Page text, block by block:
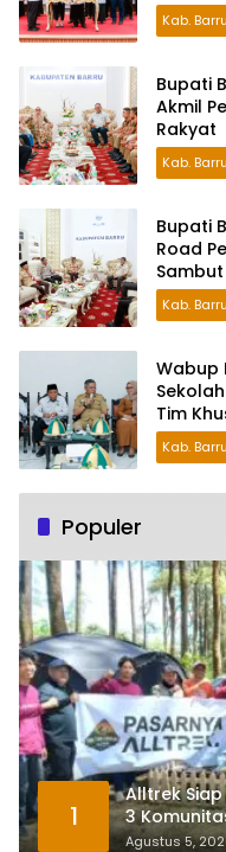
Kab. Barru
Bupati
Akmil
Rakyat
Kab. Barru
Bupati
Road
Kab. Barru
Wabup
Tim
Kab. Barru
Populer
1
Alltrek
3
Makassar
Agustus 5,